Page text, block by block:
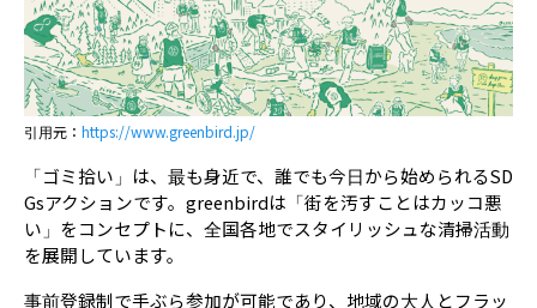
引用元： https://www.greenbird.jp/
「ゴミ拾い」は、最も身近で、誰でも今日から始められるSD
Gsアクションです。greenbirdは「街を汚すことはカッコ悪
い」をコンセプトに、全国各地でスタイリッシュな清掃活動
を展開しています。
事前登録制で手ぶら参加が可能であり、地域の大人とフラッ